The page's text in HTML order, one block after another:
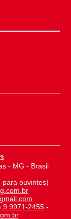
- MG - Brasil
ouvintes)
9 9971-2455-